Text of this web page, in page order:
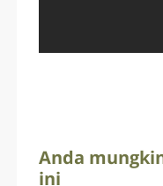
Anda
ini